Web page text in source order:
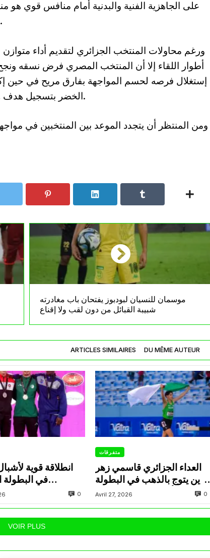
على الجاهزية الفنية والبدنية أمام منافس قوي هو
مصر.
ورغم محاولات المنتخب الجزائري لتقديم أداء متوازن
أطوار اللقاء إلا أن المنتخب المصري فرض نسقه
إستغلال فرصه لحسم المواجهة بفارق مريح في حين
الخضر بتسجيل هدف وحيد.
موسمان للنسيان لبودبوز يفتحان باب مغادرته
شبيبة القبائل من دون لقب ولا إقناع
ARTICLES SIMILAIRES DU MÊME AUTEUR
انطلاقة قوية
في البطولة
0
متفرقات
العداء الجزائري قاسمي زهر
الدين يتوج بالذهب في البطولة
العربية لألعاب القوى للشباب
بتونس
Avril 27, 2026 0
VOIR PLUS